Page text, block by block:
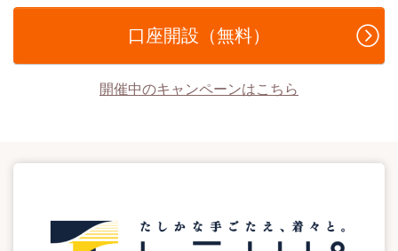
口座開設（無料）
開催中のキャンペーンはこちら